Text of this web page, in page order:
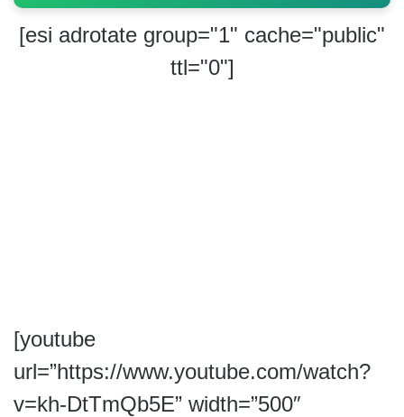
[esi adrotate group="1" cache="public"
ttl="0"]
[youtube
url=”https://www.youtube.com/watch?
v=kh-DtTmQb5E” width=”500″